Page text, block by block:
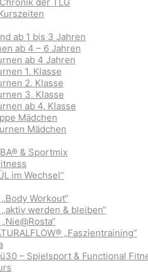
ab 1 bis 3 Jahren
ab 4 – 6 Jahren
ab 4 Jahren
1. Klasse
2. Klasse
3. Klasse
ab 4. Klasse
Mädchen
Mädchen
& Sportmix
im Wechsel“
Workout“
werden & bleiben“
„Faszientraining”
– Spielsport & Functional